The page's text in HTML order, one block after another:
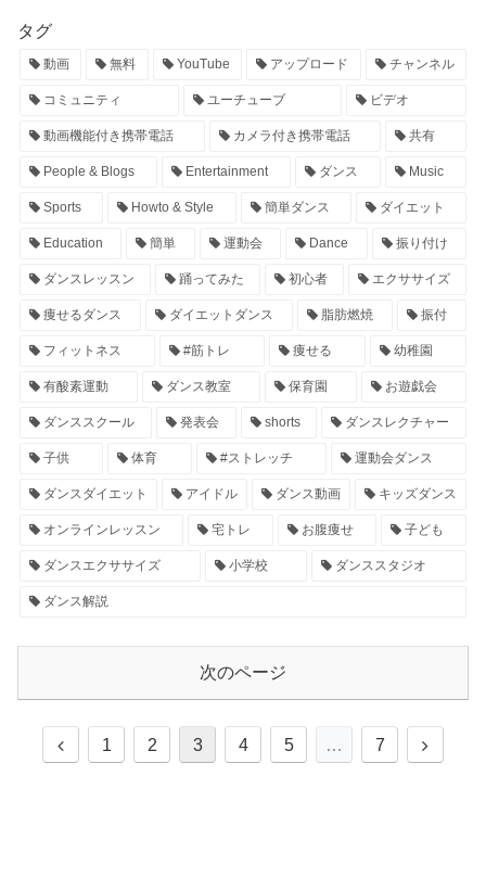
タグ
動画 無料 YouTube アップロード チャンネル
コミュニティ ユーチューブ ビデオ
動画機能付き携帯電話 カメラ付き携帯電話 共有
People & Blogs Entertainment ダンス Music
Sports Howto & Style 簡単ダンス ダイエット
Education 簡単 運動会 Dance 振り付け
ダンスレッスン 踊ってみた 初心者 エクササイズ
痩せるダンス ダイエットダンス 脂肪燃焼 振付
フィットネス #筋トレ 痩せる 幼稚園
有酸素運動 ダンス教室 保育園 お遊戯会
ダンススクール 発表会 shorts ダンスレクチャー
子供 体育 #ストレッチ 運動会ダンス
ダンスダイエット アイドル ダンス動画 キッズダンス
オンラインレッスン 宅トレ お腹痩せ 子ども
ダンスエクササイズ 小学校 ダンススタジオ
ダンス解説
次のページ
1 2 3 4 5 … 7